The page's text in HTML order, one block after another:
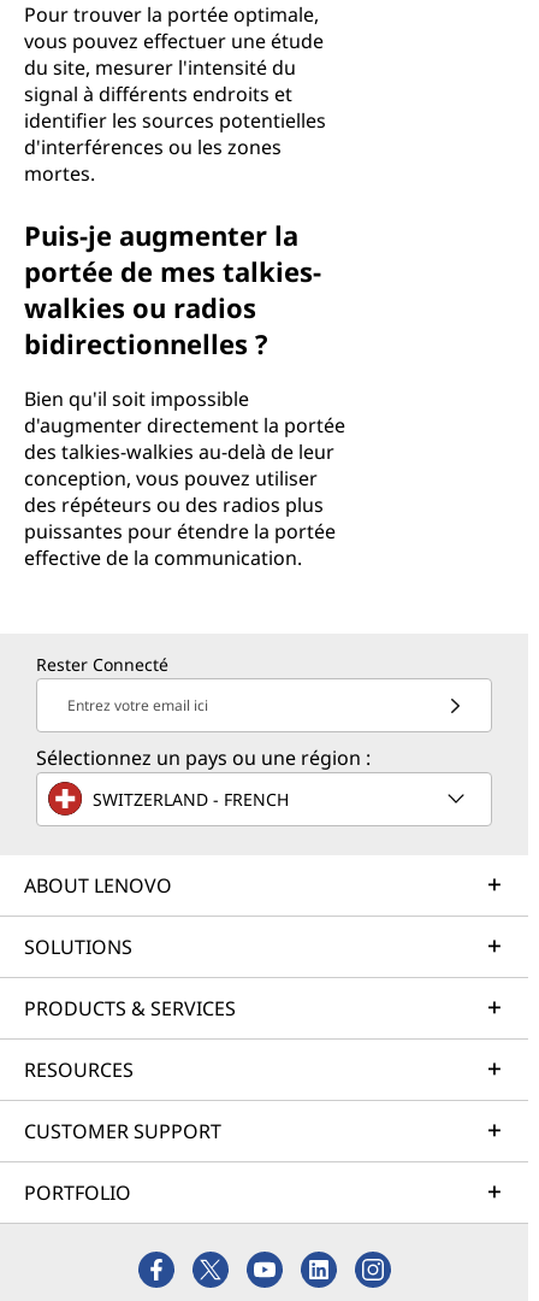
Pour trouver la portée optimale,
vous pouvez effectuer une étude
du site, mesurer l'intensité du
signal à différents endroits et
identifier les sources potentielles
d'interférences ou les zones
mortes.
Puis-je augmenter la
portée de mes talkies-
walkies ou radios
bidirectionnelles ?
Bien qu'il soit impossible
d'augmenter directement la portée
des talkies-walkies au-delà de leur
conception, vous pouvez utiliser
des répéteurs ou des radios plus
puissantes pour étendre la portée
effective de la communication.
Rester Connecté
Entrez votre email ici
Sélectionnez un pays ou une région :
SWITZERLAND - FRENCH
ABOUT LENOVO
SOLUTIONS
PRODUCTS & SERVICES
RESOURCES
CUSTOMER SUPPORT
PORTFOLIO